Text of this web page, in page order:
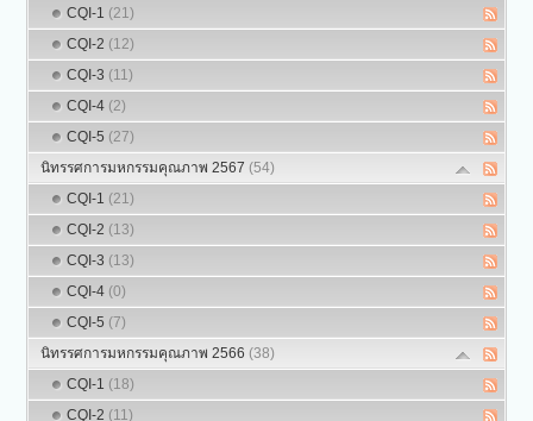
CQI-1 (21)
CQI-2 (12)
CQI-3 (11)
CQI-4 (2)
CQI-5 (27)
นิทรรศการมหกรรมคุณภาพ 2567 (54)
CQI-1 (21)
CQI-2 (13)
CQI-3 (13)
CQI-4 (0)
CQI-5 (7)
นิทรรศการมหกรรมคุณภาพ 2566 (38)
CQI-1 (18)
CQI-2 (11)